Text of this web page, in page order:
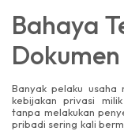
Bahaya
Banyak pelaku usaha
kebijakan privasi
tanpa melakukan
pribadi sering kali